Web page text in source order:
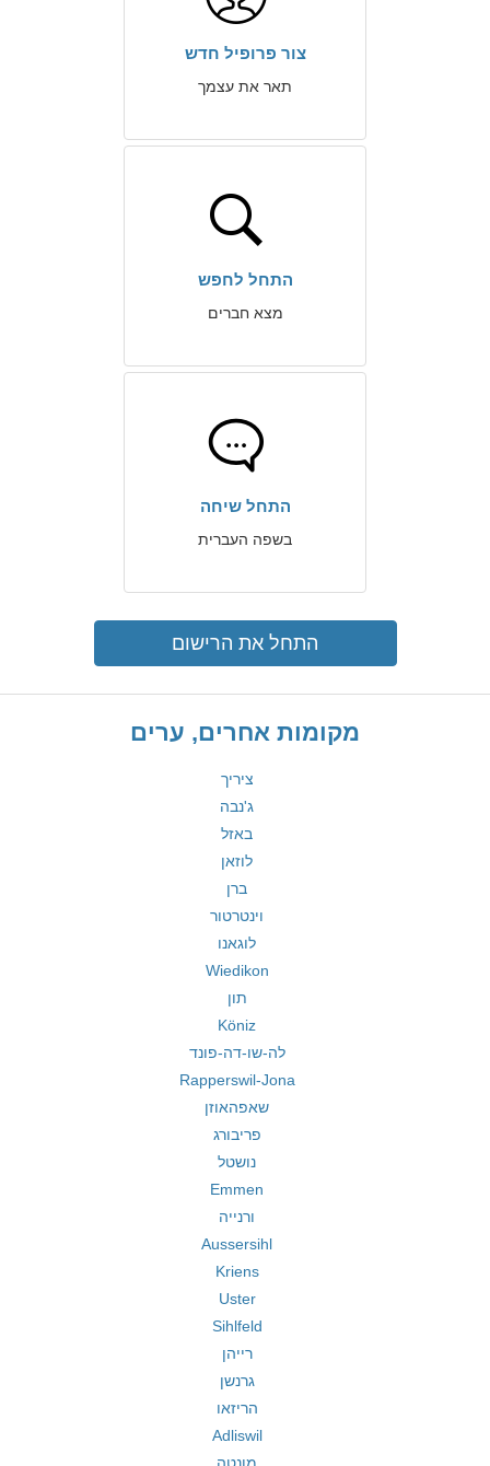
צור פרופיל חדש
תאר את עצמך
התחל לחפש
מצא חברים
התחל שיחה
בשפה העברית
התחל את הרישום
מקומות אחרים, ערים
ציריך
ג'נבה
באזל
לוזאן
ברן
וינטרטור
לוגאנו
Wiedikon
תון
Köniz
לה-שו-דה-פונד
Rapperswil-Jona
שאפהאוזן
פריבורג
נושטל
Emmen
ורנייה
Aussersihl
Kriens
Uster
Sihlfeld
רייהן
גרנשן
הריזאו
Adliswil